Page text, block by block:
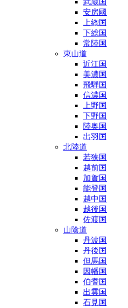
武蔵国
安房國
上緫国
下総国
常陸国
東山道
近江国
美濃国
飛騨国
信濃国
上野国
下野国
陸奥国
出羽国
北陸道
若狭国
越前国
加賀国
能登国
越中国
越後国
佐渡国
山陰道
丹波国
丹後国
但馬国
因幡国
伯耆国
出雲国
石見国